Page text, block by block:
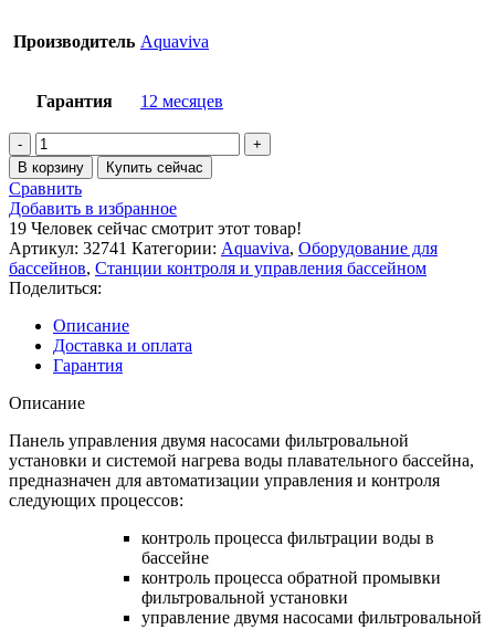
Производитель Aquaviva
Гарантия 12 месяцев
Количество
товара
Панель
управления
фильтрацией
и
нагревом
AquaViva
AVP-
02
(Два
насоса)
В корзину Купить сейчас
Сравнить
Добавить в избранное
19 Человек сейчас смотрит этот товар!
Артикул: 32741 Категории: Aquaviva, Оборудование для
бассейнов, Станции контроля и управления бассейном
Поделиться:
Описание
Доставка и оплата
Гарантия
Описание
Панель управления двумя насосами фильтровальной
установки и системой нагрева воды плавательного бассейна,
предназначен для автоматизации управления и контроля
следующих процессов:
контроль процесса фильтрации воды в
бассейне
контроль процесса обратной промывки
фильтровальной установки
управление двумя насосами фильтровальной